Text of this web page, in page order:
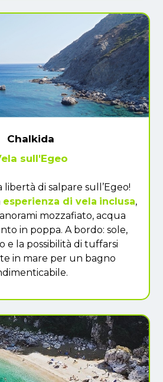
Chalkida
sull'Egeo
di salpare sull’Egeo!
esperienza di vela inclusa,
mozzafiato, acqua
in poppa. A bordo: sole,
e la possibilità di tuffarsi
in mare per un bagno